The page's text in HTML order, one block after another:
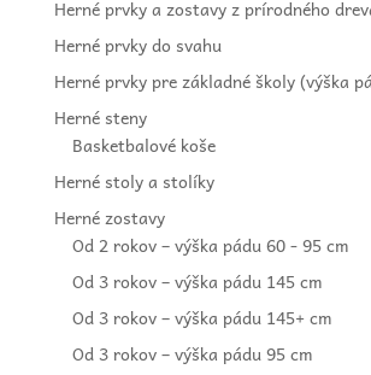
Herné prvky a zostavy z prírodného
Herné prvky do svahu
Herné prvky pre základné školy (výška
Herné steny
Basketbalové koše
Herné stoly a stolíky
Herné zostavy
Od 2 rokov – výška pádu 60 - 95 cm
Od 3 rokov – výška pádu 145 cm
Od 3 rokov – výška pádu 145+ cm
Od 3 rokov – výška pádu 95 cm